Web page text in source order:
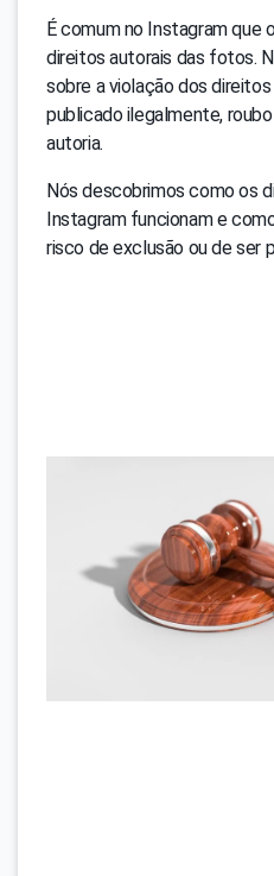
É comum no Instagram que
direitos autorais das fotos.
sobre a violação dos
publicado ilegalmente,
autoria.
Nós descobrimos como os
Instagram funcionam e
risco de exclusão ou de ser